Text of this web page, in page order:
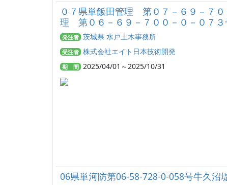
０７県単飯田管理 第０７－６９－７
理 第０６－６９－７００－０－０７
発注者 茨城県 水戸土木事務所
受注者 株式会社エイト日本技術開発
期 間 2025/04/01～2025/10/31
06県単河防第06-58-728-0-058号牛久沼